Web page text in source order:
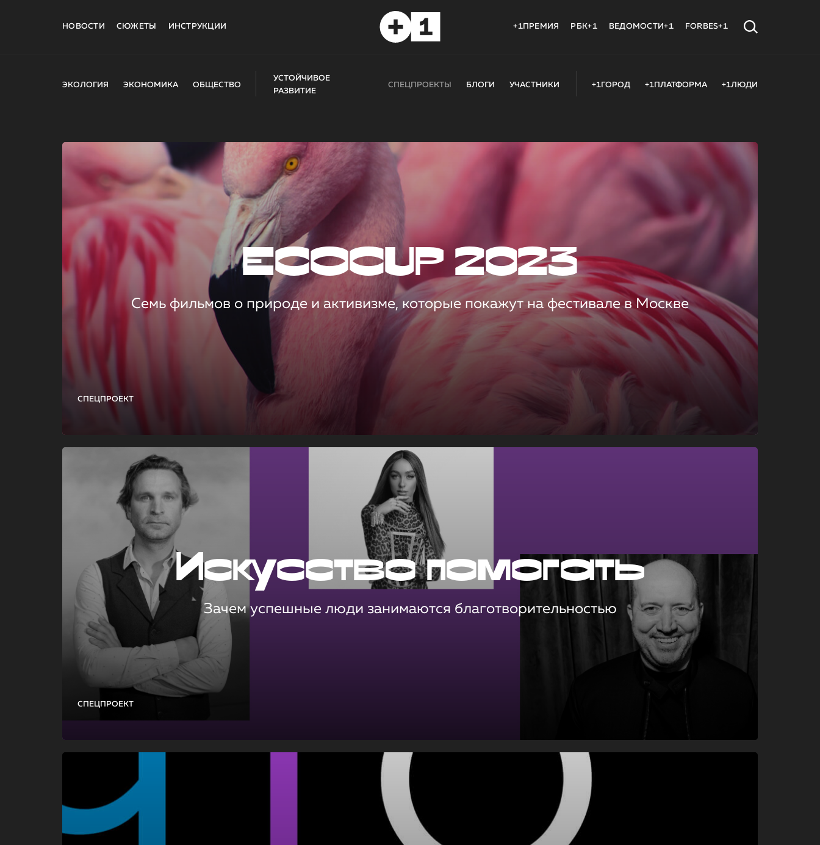
НОВОСТИ СЮЖЕТЫ ИНСТРУКЦИИ +1ПРЕМИЯ РБК+1 ВЕДОМОСТИ+1 FORBES+1
ЭКОЛОГИЯ ЭКОНОМИКА ОБЩЕСТВО
УСТОЙЧИВОЕ
РАЗВИТИЕ
СПЕЦПРОЕКТЫ БЛОГИ УЧАСТНИКИ +1ГОРОД +1ПЛАТФОРМА +1ЛЮДИ
СПЕЦПРОЕКТ
ECOCUP 2023
Семь фильмов о природе и активизме, которые покажут на фестивале в Москве
СПЕЦПРОЕКТ
Искусство помогать
Зачем успешные люди занимаются благотворительностью